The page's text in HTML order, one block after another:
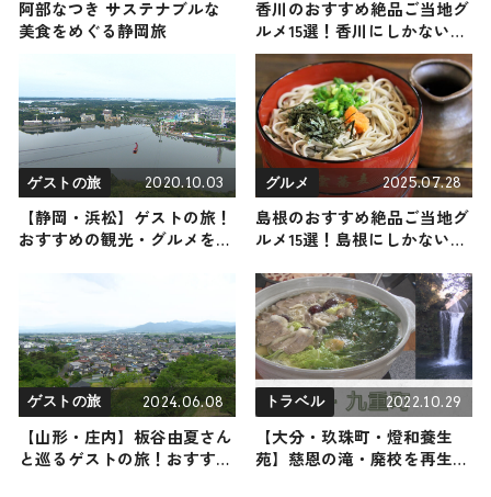
阿部なつき サステナブルな
美食をめぐる静岡旅
香川のおすすめ絶品ご当地グ
ルメ15選！香川にしかない名
物から人気の名店15選も紹介
ゲストの旅 2020.10.03
【静岡・浜松】ゲストの旅！
おすすめの観光・グルメをご
グルメ 2025.07.28
島根のおすすめ絶品ご当地グ
ルメ15選！島根にしかない名
ゲストの旅 2024.06.08
【山形・庄内】板谷由夏さん
と巡るゲストの旅！おすすめ
トラベル 2022.10.29
【大分・玖珠町・燈和養生
苑】慈恩の滝・廃校を再生